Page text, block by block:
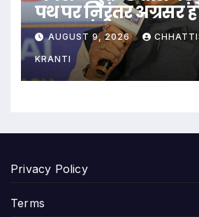
पथ पर निरंतर अग्रसर
-मुख्यमंत्री साय
AUGUST 9, 2026
KRANTI
Privacy Policy
Terms